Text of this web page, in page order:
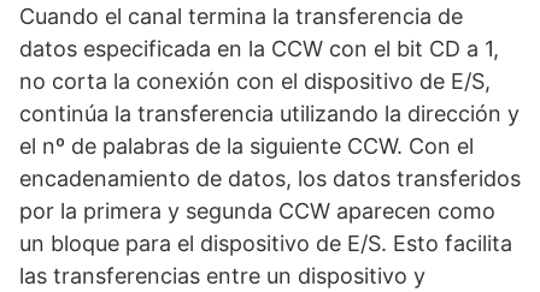
Cuando el canal termina la transferencia de
datos especificada en la CCW con el bit CD a 1,
no corta la conexión con el dispositivo de E/S,
continúa la transferencia utilizando la dirección y
el nº de palabras de la siguiente CCW. Con el
encadenamiento de datos, los datos transferidos
por la primera y segunda CCW aparecen como
un bloque para el dispositivo de E/S. Esto facilita
las transferencias entre un dispositivo y